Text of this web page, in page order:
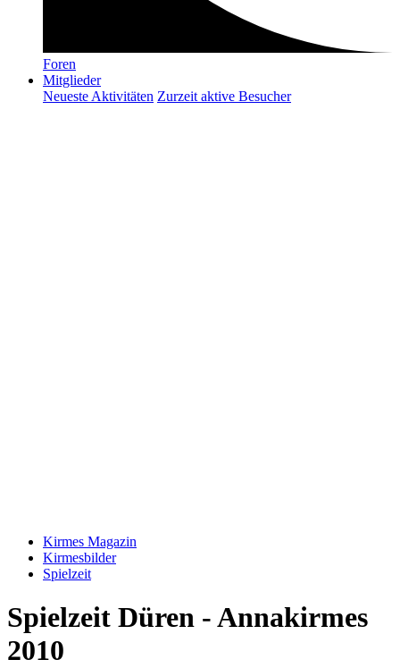
Foren
Mitglieder
Neueste Aktivitäten Zurzeit aktive Besucher
Kirmes Magazin
Kirmesbilder
Spielzeit
Spielzeit Düren - Annakirmes
2010